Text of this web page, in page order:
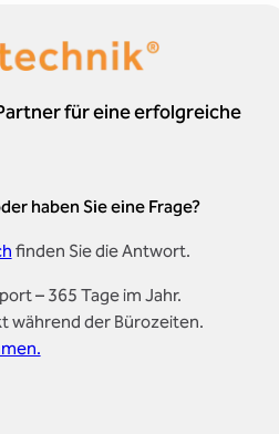
für eine erfolgreiche
haben Sie eine Frage?
finden Sie die Antwort.
– 365 Tage im Jahr.
während der Bürozeiten.